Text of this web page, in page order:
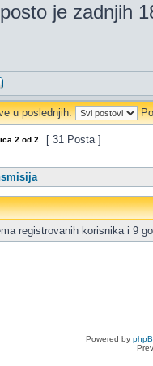
je zadnjih
u poslednjih:
2 od 2 [ 31 Posta ]
registrovanih korisnika i 9
Powered by